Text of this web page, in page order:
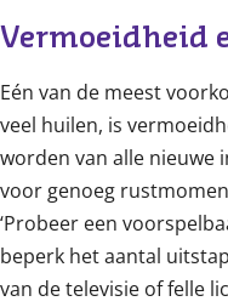
Vermoeidheid
Eén van de meest
veel huilen, is
worden van alle nieuwe
voor genoeg
‘Probeer een
beperk het aantal
van de televisie of felle